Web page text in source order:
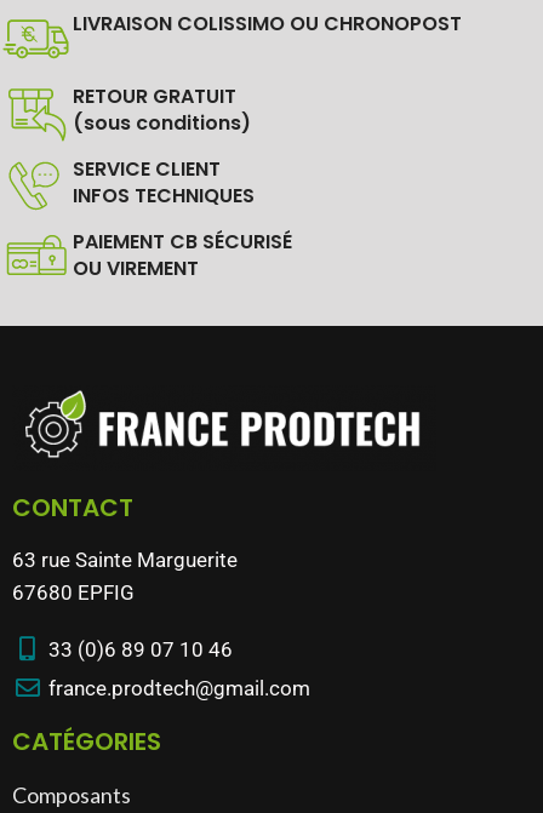
LIVRAISON COLISSIMO OU CHRONOPOST
RETOUR GRATUIT
(sous conditions)
SERVICE CLIENT
INFOS TECHNIQUES
PAIEMENT CB SÉCURISÉ
OU VIREMENT
CONTACT
63 rue Sainte Marguerite
67680 EPFIG
33 (0)6 89 07 10 46
france.prodtech@gmail.com
CATÉGORIES
Composants